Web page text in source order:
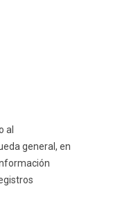
al
general, en